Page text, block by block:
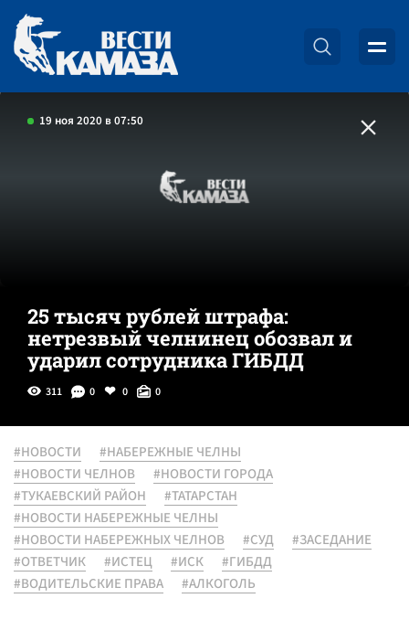
19 ноя 2020 в 07:50
25 тысяч рублей штрафа:
нетрезвый челнинец обозвал и
ударил сотрудника ГИБДД
311 0 0 0
#НОВОСТИ
#НАБЕРЕЖНЫЕ ЧЕЛНЫ
#НОВОСТИ ЧЕЛНОВ
#НОВОСТИ ГОРОДА
#ТУКАЕВСКИЙ РАЙОН
#ТАТАРСТАН
#НОВОСТИ НАБЕРЕЖНЫЕ ЧЕЛНЫ
#НОВОСТИ НАБЕРЕЖНЫХ ЧЕЛНОВ
#СУД
#ЗАСЕДАНИЕ
#ОТВЕТЧИК
#ИСТЕЦ #ИСК
#ГИБДД
#ВОДИТЕЛЬСКИЕ ПРАВА
#АЛКОГОЛЬ